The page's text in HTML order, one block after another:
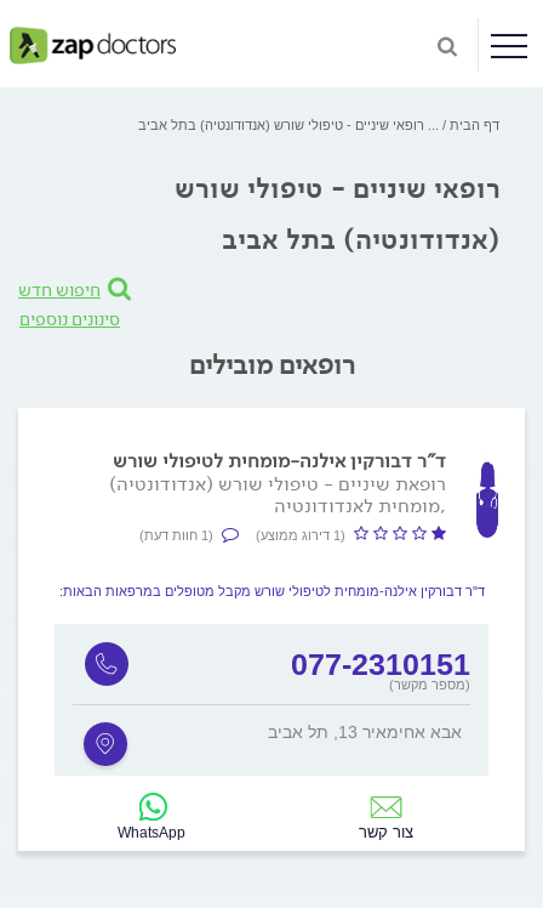
דף הבית רופאי שיניים - טיפולי שורש (אנדודונטיה) בתל אביב
רופאי שיניים - טיפולי שורש
(אנדודונטיה) בתל אביב
חיפוש חדש
סינונים נוספים
רופאים מובילים
ד"ר דבורקין אילנה-מומחית לטיפולי שורש
רופאת שיניים - טיפולי שורש (אנדודונטיה)
,מומחית לאנדודונטיה
(1 דירוג ממוצע) (1 חוות דעת)
ד"ר דבורקין אילנה-מומחית לטיפולי שורש מקבל מטופלים במרפאות הבאות:
077-2310151
(מספר מקשר)
אבא אחימאיר 13, תל אביב
צור קשר WhatsApp